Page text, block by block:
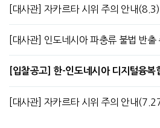
[대사관] 자카르타 시위 주의 안내(8.3)
[대사관] 인도네시아 파충류 불법 반
[입찰공고] 한-인도네시아 디지털융복
[대사관] 자카르타 시위 주의 안내